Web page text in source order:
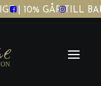
| 10% GÅR TILL